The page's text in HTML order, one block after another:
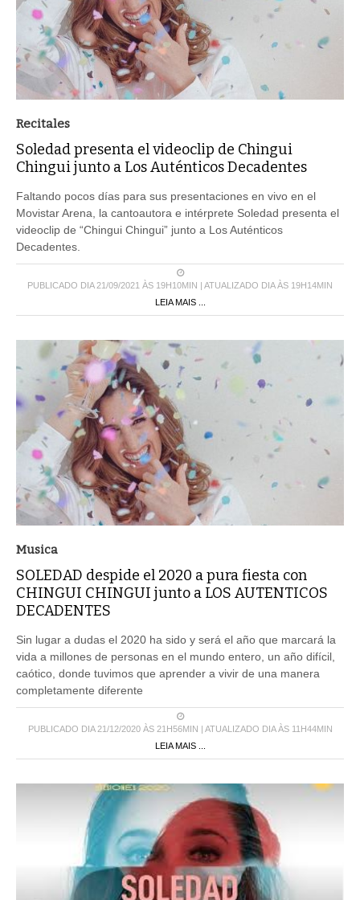
Recitales
Soledad presenta el videoclip de Chingui
Chingui junto a Los Auténticos Decadentes
Faltando pocos días para sus presentaciones en vivo en el
Movistar Arena, la cantoautora e intérprete Soledad presenta el
videoclip de “Chingui Chingui” junto a Los Auténticos
Decadentes.
PUBLICADO DIA 21/09/2021 ÀS 19H10MIN | ATUALIZADO DIA ÀS 19H14MIN
LEIA MAIS ...
Musica
SOLEDAD despide el 2020 a pura fiesta con
CHINGUI CHINGUI junto a LOS AUTENTICOS
DECADENTES
Sin lugar a dudas el 2020 ha sido y será el año que marcará la
vida a millones de personas en el mundo entero, un año difícil,
caótico, donde tuvimos que aprender a vivir de una manera
completamente diferente
PUBLICADO DIA 21/12/2020 ÀS 21H56MIN | ATUALIZADO DIA ÀS 11H44MIN
LEIA MAIS ...